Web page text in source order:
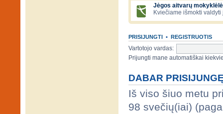
Jėgos aitvarų mokyklėlė
Kviečiame išmokti
PRISIJUNGTI • REGISTRUOTIS
Vartotojo vardas:
Prijungti mane automatiškai
DABAR
Iš viso šiuo metu
98 svečių(iai)